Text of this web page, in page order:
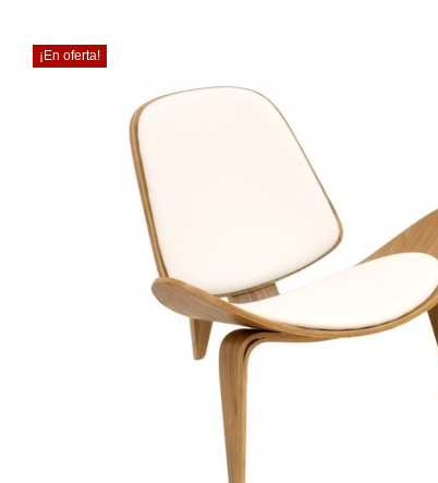
¡En oferta!